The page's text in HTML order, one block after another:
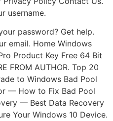
username.
password? Get help.
email. Home Windows
Product Key Free 64 Bit
FROM AUTHOR. Top 20
to Windows Bad Pool
— How to Fix Bad Pool
— Best Data Recovery
Your Windows 10 Device.